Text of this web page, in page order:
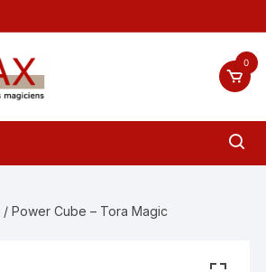
0
/ Power Cube – Tora Magic